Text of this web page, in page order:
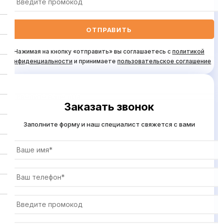
Нажимая на кнопку «отправить» вы соглашаетесь с политикой
конфиденциальности и принимаете пользовательское соглашение
Заказать звонок
Заполните форму и наш специалист свяжется с вами